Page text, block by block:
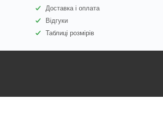
Доставка і оплата
Відгуки
Таблиці розмірів